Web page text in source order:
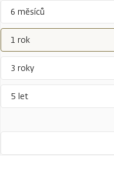
6 měsíců
1 rok
3 roky
5 let